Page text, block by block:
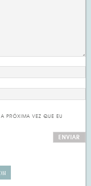
PRÓXIMA VEZ QUE EU